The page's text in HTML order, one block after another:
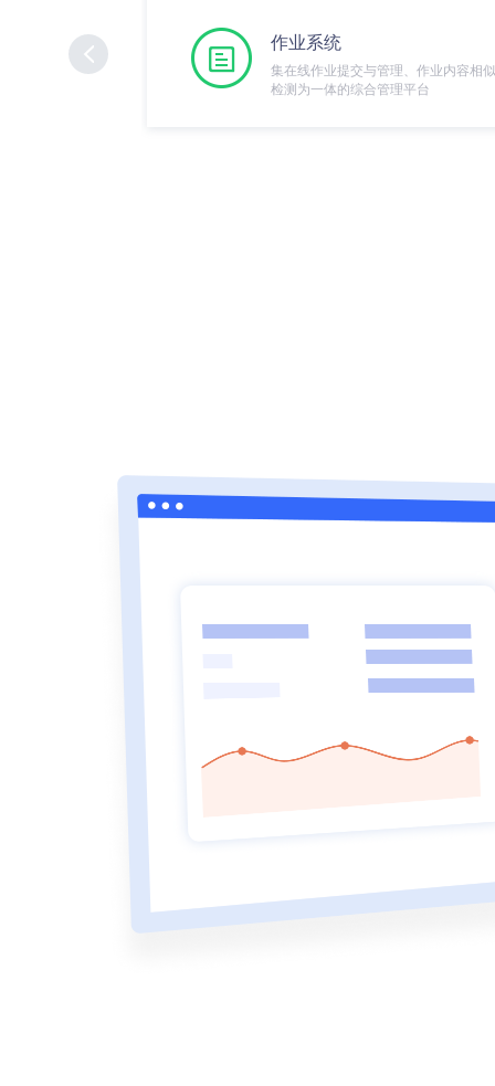
作业系统
集在线作业提交与管理、作业内容相
检测为一体的综合管理平台